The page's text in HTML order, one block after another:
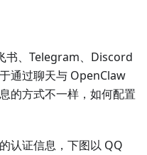
书、Telegram、Discord
通过聊天与 OpenClaw
的方式不一样，如何配置
认证信息，下图以 QQ